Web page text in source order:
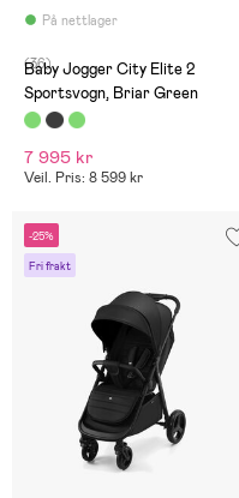
På nettlager
Ergobaby metro+ til
(36)
Baby Jogger City Elite 2
Sportsvogn, Briar Green
7 995 kr
Veil. Pris: 8 599 kr
-25%
Fri frakt